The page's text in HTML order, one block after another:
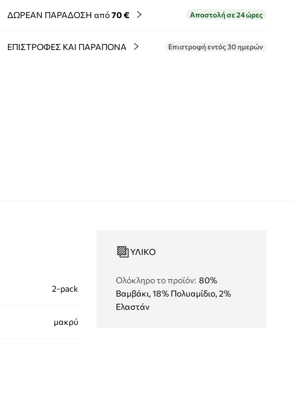
ΔΩΡΕΑΝ ΠΑΡΑΔΟΣΗ από70 € Αποστολή σε 24 ώρες
ΕΠΙΣΤΡΟΦΕΣ ΚΑΙ ΠΑΡΑΠΟΝΑ Επιστροφή εντός 30 ημερών
2-pack
μακρύ
ΥΛΙΚΌ
Ολόκληρο το προϊόν: 80%
Βαμβάκι, 18% Πολυαμίδιο, 2%
Ελαστάν